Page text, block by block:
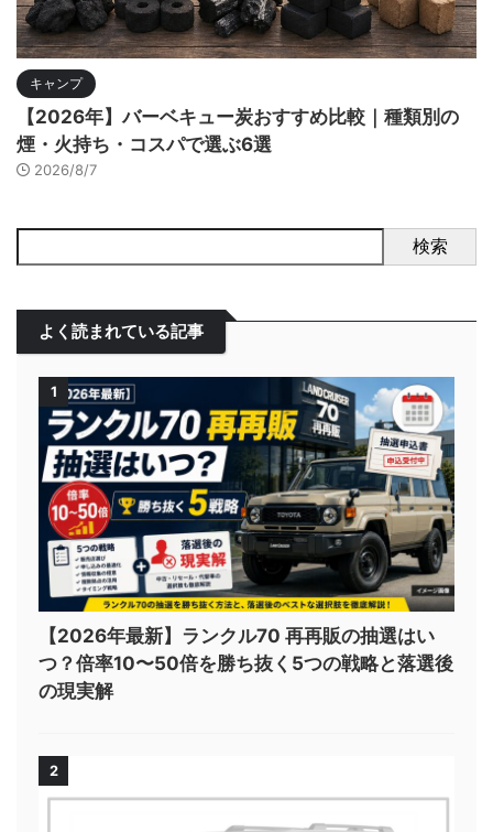
キャンプ
【2026年】バーベキュー炭おすすめ比較｜種類別の
煙・火持ち・コスパで選ぶ6選
2026/8/7
検索
よく読まれている記事
1
【2026年最新】ランクル70 再再販の抽選はい
つ？倍率10〜50倍を勝ち抜く5つの戦略と落選後
の現実解
2